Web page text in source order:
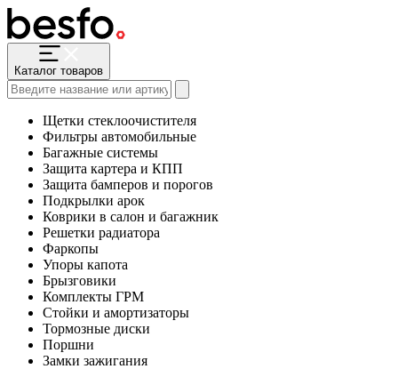
Каталог товаров
Щетки стеклоочистителя
Фильтры автомобильные
Багажные системы
Защита картера и КПП
Защита бамперов и порогов
Подкрылки арок
Коврики в салон и багажник
Решетки радиатора
Фаркопы
Упоры капота
Брызговики
Комплекты ГРМ
Стойки и амортизаторы
Тормозные диски
Поршни
Замки зажигания